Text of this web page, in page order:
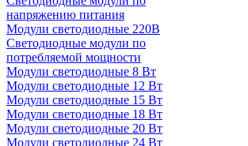
напряжению питания
Модули светодиодные 220В
Светодиодные модули по
потребляемой мощности
Модули светодиодные 8 Вт
Модули светодиодные 12 Вт
Модули светодиодные 15 Вт
Модули светодиодные 18 Вт
Модули светодиодные 20 Вт
Модули светодиодные 24 Вт